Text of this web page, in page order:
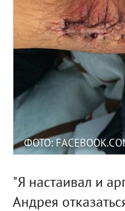
ФОТО:
"Я настаивал и
Андрея